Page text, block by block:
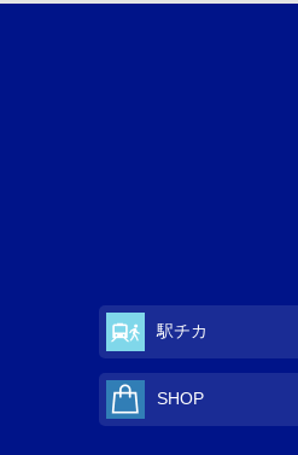
駅チカ
SHOP